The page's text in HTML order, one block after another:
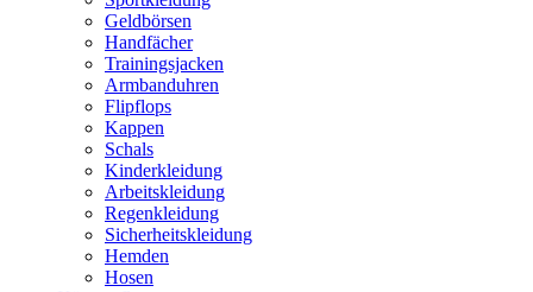
Geldbörsen
Handfächer
Trainingsjacken
Armbanduhren
Flipflops
Kappen
Schals
Kinderkleidung
Arbeitskleidung
Regenkleidung
Sicherheitskleidung
Hemden
Hosen